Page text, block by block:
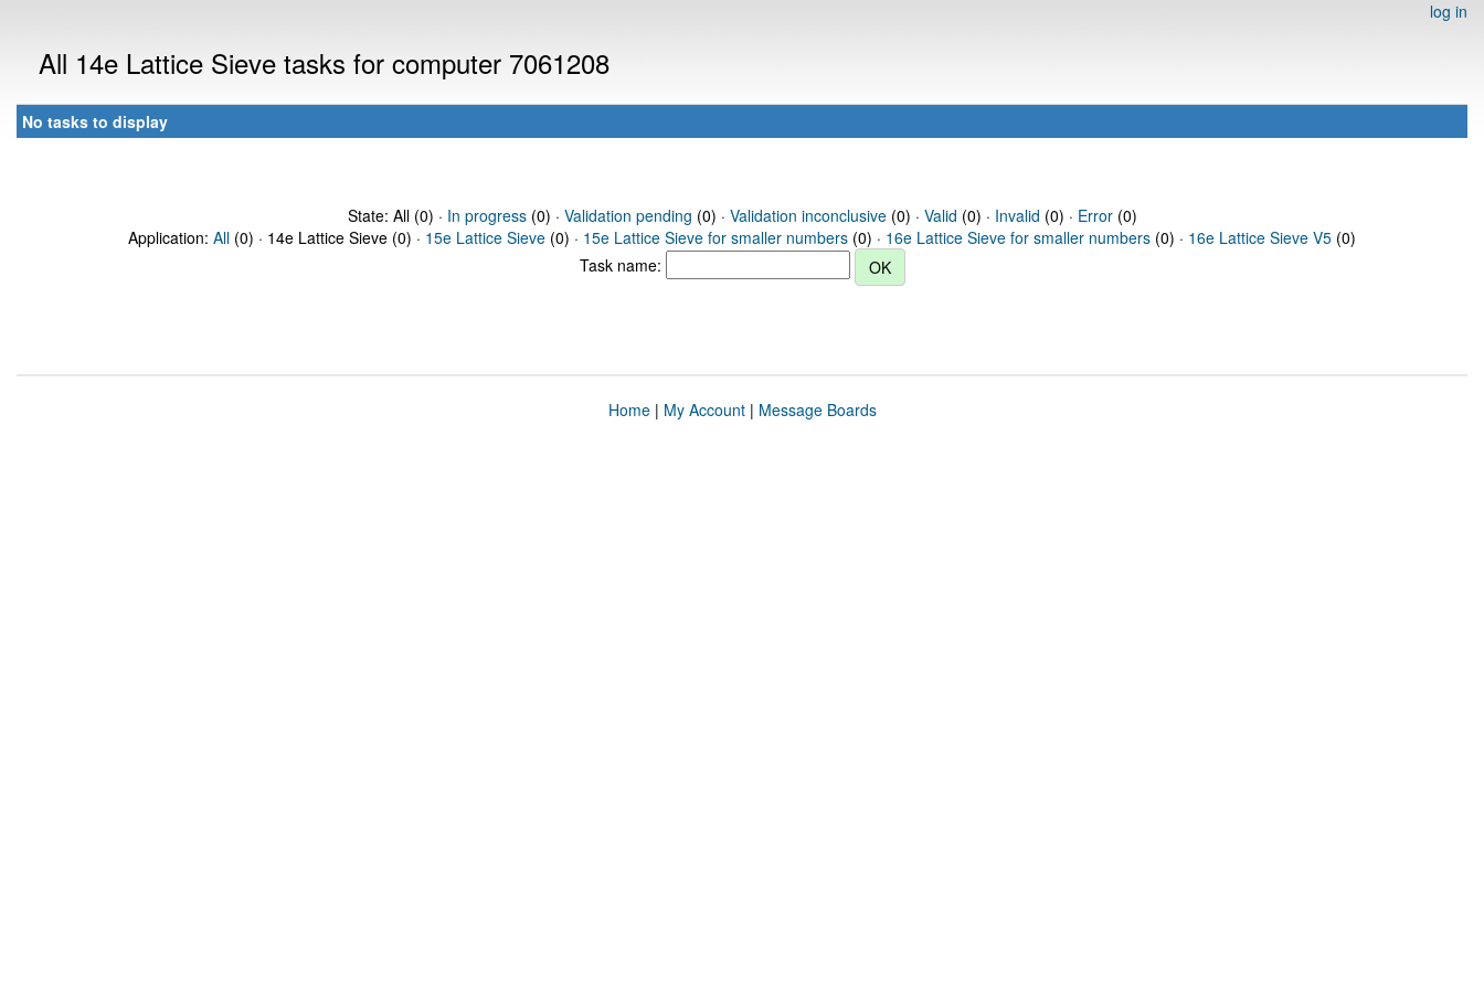
log in
All 14e Lattice Sieve tasks for computer 7061208
No tasks to display
State: All (0) · In progress(0) · Validation pending (0) · Validation inconclusive(0) · Valid (0) · Invalid (0) · Error(0)
Application: All (0) · 14e Lattice Sieve (0) · 15e Lattice Sieve (0) · 15e Lattice Sieve for smaller numbers (0) · 16e Lattice Sieve for smaller numbers (0) · 16e Lattice Sieve V5 (0)
Task name:
Home| My Account| Message Boards